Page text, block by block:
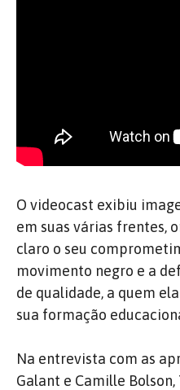
O videocast exibiu
em suas várias frentes,
claro o seu
movimento negro e a
de qualidade, a quem
sua formação
Na entrevista com as
Galant e Camille